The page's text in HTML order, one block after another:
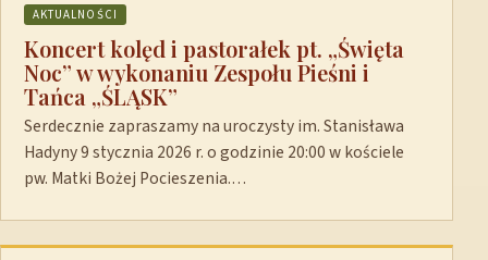
AKTUALNOŚCI
Koncert kolęd i pastorałek pt. „Święta
Noc” w wykonaniu Zespołu Pieśni i
Tańca „ŚLĄSK”
Serdecznie zapraszamy na uroczysty im. Stanisława
Hadyny 9 stycznia 2026 r. o godzinie 20:00 w kościele
pw. Matki Bożej Pocieszenia.…